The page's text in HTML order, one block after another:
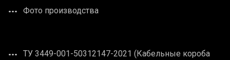
Фото производства
ТУ 3449-001-50312147-2021 (Кабельные короба